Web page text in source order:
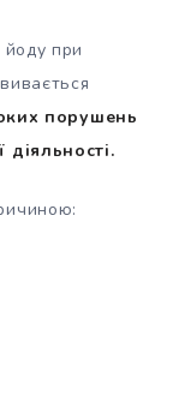
при
порушень